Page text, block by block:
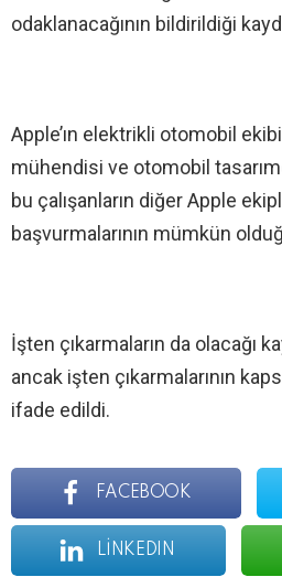
odaklanacağının bildirildiği
Apple’ın elektrikli otomobil
mühendisi ve otomobil
bu çalışanların diğer Apple
başvurmalarının mümkün
İşten çıkarmaların da olacağı
ancak işten çıkarmalarının
ifade edildi.
FACEBOOK
LINKEDIN